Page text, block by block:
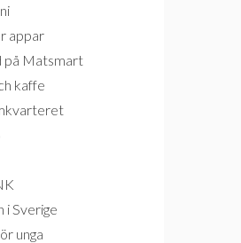
appar
på Matsmart
kaffe
i Sverige
unga